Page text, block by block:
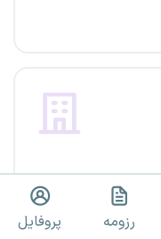
رزومه پروفایل